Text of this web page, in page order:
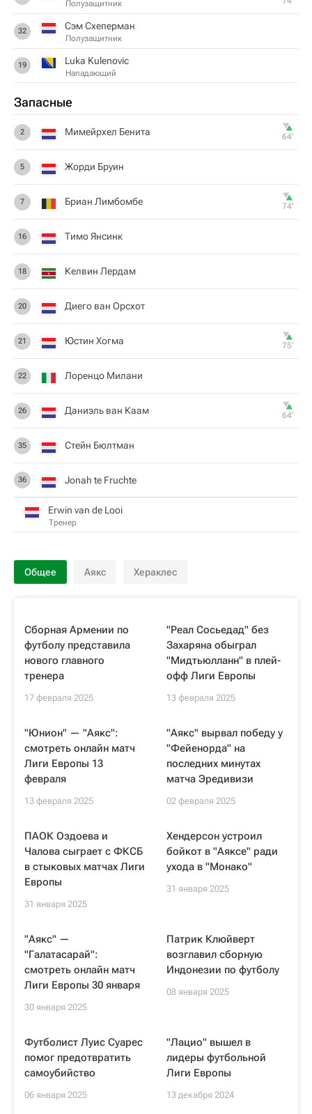
Полузащитник
32 Сэм Схеперман
Полузащитник
19 Luka Kulenovic
Нападающий
Запасные
2 Мимейрхел Бенита 64‎’‎
5 Жорди Бруин
7 Бриан Лимбомбе 74‎’‎
16 Тимо Янсинк
18 Келвин Лердам
20 Диего ван Орсхот
21 Юстин Хогма 75‎’‎
22 Лоренцо Милани
26 Даниэль ван Каам 64‎’‎
35 Стейн Бюлтман
36 Jonah te Fruchte
Erwin van de Looi
Тренер
Общее Аякс Хераклес
Сборная Армении по
футболу представила
нового главного
тренера
17 февраля 2025
"Реал Сосьедад" без
Захаряна обыграл
"Мидтьюлланн" в плей-
офф Лиги Европы
13 февраля 2025
"Юнион" — "Аякс":
смотреть онлайн матч
Лиги Европы 13
февраля
13 февраля 2025
"Аякс" вырвал победу у
"Фейенорда" на
последних минутах
матча Эредивизи
02 февраля 2025
ПАОК Оздоева и
Чалова сыграет с ФКСБ
в стыковых матчах Лиги
Европы
31 января 2025
Хендерсон устроил
бойкот в "Аяксе" ради
ухода в "Монако"
31 января 2025
"Аякс" —
"Галатасарай":
смотреть онлайн матч
Лиги Европы 30 января
30 января 2025
Патрик Клюйверт
возглавил сборную
Индонезии по футболу
08 января 2025
Футболист Луис Суарес
помог предотвратить
самоубийство
06 января 2025
"Лацио" вышел в
лидеры футбольной
Лиги Европы
13 декабря 2024